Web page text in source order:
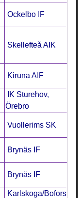
Ockelbo IF
Skellefteå AIK
Kiruna AIF
IK Sturehov,
Örebro
Vuollerims SK
Brynäs IF
Brynäs IF
Karlskoga/Bofors